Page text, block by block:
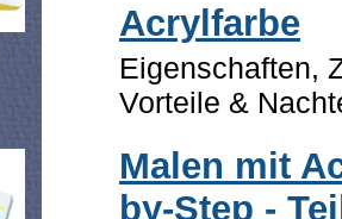
Acrylfarbe
Eigenschaften,
Vorteile &
Malen mit
by-Step -